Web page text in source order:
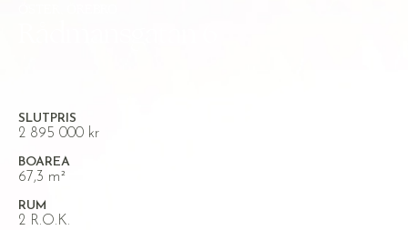
SLUTPRIS
2 895 000 kr
BOAREA
67,3 m²
RUM
2 R.O.K.